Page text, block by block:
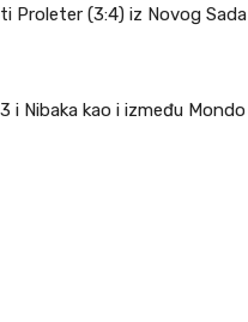
Proleter (3:4) iz Novog Sada
i Nibaka kao i između Mondo